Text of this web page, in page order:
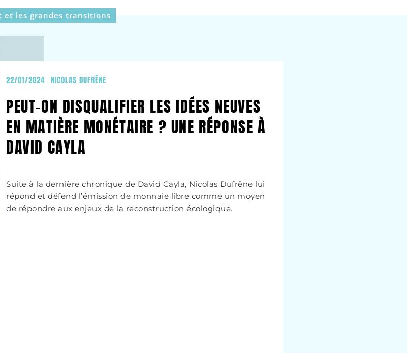
et les grandes transitions
22/01/2024 NICOLAS DUFRÊNE
PEUT-ON DISQUALIFIER LES IDÉES NEUVES
EN MATIÈRE MONÉTAIRE ? UNE RÉPONSE À
DAVID CAYLA
Suite à la dernière chronique de David Cayla, Nicolas Dufrêne lui
répond et défend l’émission de monnaie libre comme un moyen
de répondre aux enjeux de la reconstruction écologique.